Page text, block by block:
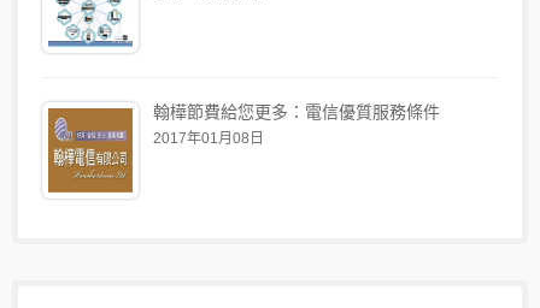
翰樺節費給您更多：電信優質服務條件
2017年01月08日